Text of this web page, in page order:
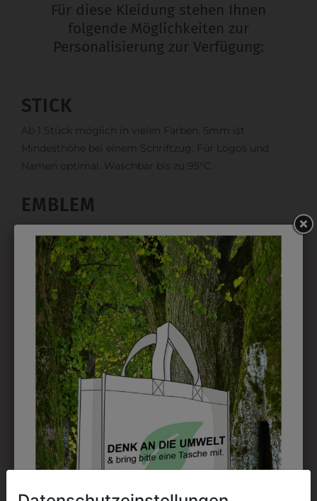
Für diese Kleidung stehen Ihnen
folgende Möglichkeiten zur
Personalisierung zur Verfügung:
STICK
Ab 1 Stück möglich in vielen Farben. 5mm ist
Mindesthöhe bei einem Schriftzug. Für Logos und
Namen optimal. Waschbar bis zu 95°C.
EMBLEM
einsetzbar und beim Sticken wieder ab 1 Stück
möglich.
DRUCK
Perfekt für große Logos und für kleine Details, jedoch
kostet jede Farbe extra und ist erst ab 12 Stück
möglich. Waschbar bis zu 60°C.
DAS KÖNNTE IHNEN